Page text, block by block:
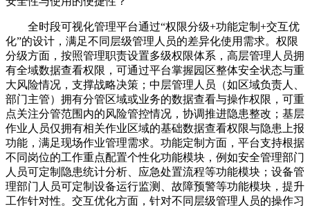
全时段可视化管理平台通过“权限分级+功能定制+交互优
化”的设计，满足不同层级管理人员的差异化使用需求。权限
分级方面，按照管理职责设置多级权限体系，高层管理人员拥
有全域数据查看权限，可通过平台掌握园区整体安全状态与重
大风险情况，支撑战略决策；中层管理人员（如区域负责人、
部门主管）拥有分管区域或业务的数据查看与操作权限，可重
点关注分管范围内的风险管控情况，协调推进隐患整改；基层
作业人员仅拥有相关作业区域的基础数据查看权限与隐患上报
功能，满足现场作业管理需求。功能定制方面，平台支持根据
不同岗位的工作重点配置个性化功能模块，例如安全管理部门
人员可定制隐患统计分析、应急处置流程等功能模块；设备管
理部门人员可定制设备运行监测、故障预警等功能模块，提升
工作针对性。交互优化方面，针对不同层级管理人员的操作习